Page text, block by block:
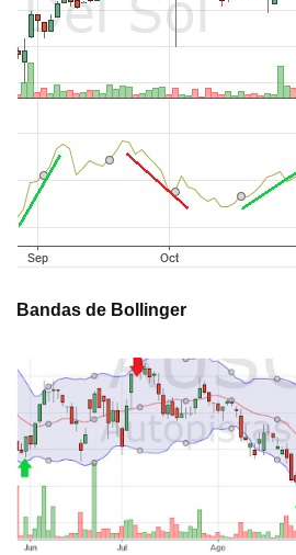
Bandas de Bollinger